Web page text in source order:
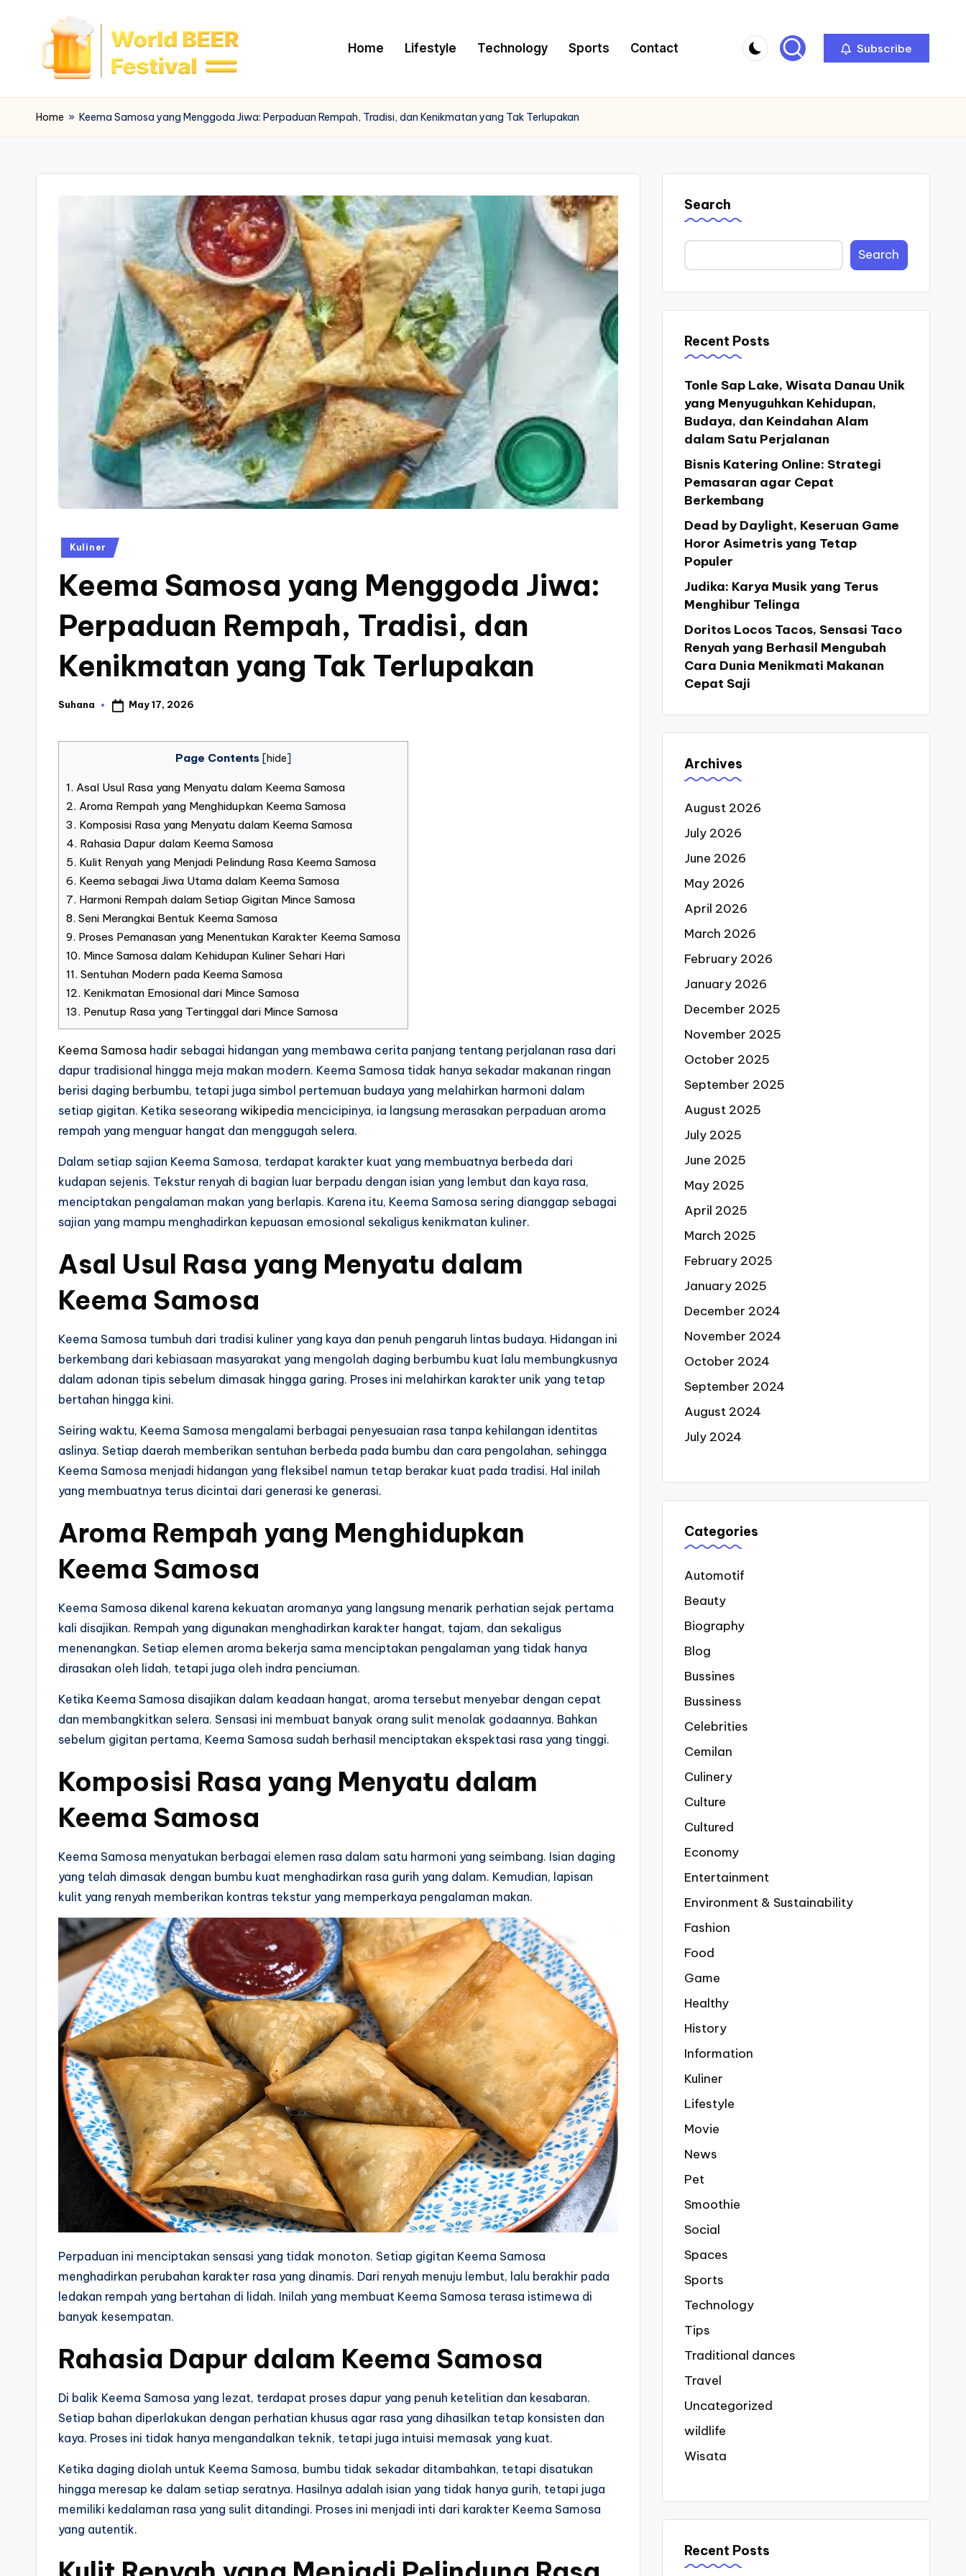
W
o
d
Home Lifestyle Technology Sports Contact Subscribe
Home » Keema Samosa yang Menggoda Jiwa: Perpaduan Rempah, Tradisi, dan Kenikmatan yang Tak Terlupakan
Posted
Kuliner
Keema Samosa yang Menggoda Jiwa:
Perpaduan Rempah, Tradisi, dan
Kenikmatan yang Tak Terlupakan
Posted
Suhana May 17, 2026
Page Contents [hide]
1. Asal Usul Rasa yang Menyatu dalam Keema Samosa
2. Aroma Rempah yang Menghidupkan Keema Samosa
3. Komposisi Rasa yang Menyatu dalam Keema Samosa
4. Rahasia Dapur dalam Keema Samosa
5. Kulit Renyah yang Menjadi Pelindung Rasa Keema Samosa
6. Keema sebagai Jiwa Utama dalam Keema Samosa
7. Harmoni Rempah dalam Setiap Gigitan Mince Samosa
8. Seni Merangkai Bentuk Keema Samosa
9. Proses Pemanasan yang Menentukan Karakter Keema Samosa
10. Mince Samosa dalam Kehidupan Kuliner Sehari Hari
11. Sentuhan Modern pada Keema Samosa
12. Kenikmatan Emosional dari Mince Samosa
13. Penutup Rasa yang Tertinggal dari Mince Samosa
Keema Samosa hadir sebagai hidangan yang membawa cerita panjang tentang perjalanan rasa dari
dapur tradisional hingga meja makan modern. Keema Samosa tidak hanya sekadar makanan ringan
berisi daging berbumbu, tetapi juga simbol pertemuan budaya yang melahirkan harmoni dalam
setiap gigitan. Ketika seseorang wikipedia mencicipinya, ia langsung merasakan perpaduan aroma
rempah yang menguar hangat dan menggugah selera.
Dalam setiap sajian Keema Samosa, terdapat karakter kuat yang membuatnya berbeda dari
kudapan sejenis. Tekstur renyah di bagian luar berpadu dengan isian yang lembut dan kaya rasa,
menciptakan pengalaman makan yang berlapis. Karena itu, Keema Samosa sering dianggap sebagai
sajian yang mampu menghadirkan kepuasan emosional sekaligus kenikmatan kuliner.
Asal Usul Rasa yang Menyatu dalam
Keema Samosa
Keema Samosa tumbuh dari tradisi kuliner yang kaya dan penuh pengaruh lintas budaya. Hidangan ini
berkembang dari kebiasaan masyarakat yang mengolah daging berbumbu kuat lalu membungkusnya
dalam adonan tipis sebelum dimasak hingga garing. Proses ini melahirkan karakter unik yang tetap
bertahan hingga kini.
Seiring waktu, Keema Samosa mengalami berbagai penyesuaian rasa tanpa kehilangan identitas
aslinya. Setiap daerah memberikan sentuhan berbeda pada bumbu dan cara pengolahan, sehingga
Keema Samosa menjadi hidangan yang fleksibel namun tetap berakar kuat pada tradisi. Hal inilah
yang membuatnya terus dicintai dari generasi ke generasi.
Aroma Rempah yang Menghidupkan
Keema Samosa
Keema Samosa dikenal karena kekuatan aromanya yang langsung menarik perhatian sejak pertama
kali disajikan. Rempah yang digunakan menghadirkan karakter hangat, tajam, dan sekaligus
menenangkan. Setiap elemen aroma bekerja sama menciptakan pengalaman yang tidak hanya
dirasakan oleh lidah, tetapi juga oleh indra penciuman.
Ketika Keema Samosa disajikan dalam keadaan hangat, aroma tersebut menyebar dengan cepat
dan membangkitkan selera. Sensasi ini membuat banyak orang sulit menolak godaannya. Bahkan
sebelum gigitan pertama, Keema Samosa sudah berhasil menciptakan ekspektasi rasa yang tinggi.
Komposisi Rasa yang Menyatu dalam
Keema Samosa
Keema Samosa menyatukan berbagai elemen rasa dalam satu harmoni yang seimbang. Isian daging
yang telah dimasak dengan bumbu kuat menghadirkan rasa gurih yang dalam. Kemudian, lapisan
kulit yang renyah memberikan kontras tekstur yang memperkaya pengalaman makan.
Perpaduan ini menciptakan sensasi yang tidak monoton. Setiap gigitan Keema Samosa
menghadirkan perubahan karakter rasa yang dinamis. Dari renyah menuju lembut, lalu berakhir pada
ledakan rempah yang bertahan di lidah. Inilah yang membuat Keema Samosa terasa istimewa di
banyak kesempatan.
Rahasia Dapur dalam Keema Samosa
Di balik Keema Samosa yang lezat, terdapat proses dapur yang penuh ketelitian dan kesabaran.
Setiap bahan diperlakukan dengan perhatian khusus agar rasa yang dihasilkan tetap konsisten dan
kaya. Proses ini tidak hanya mengandalkan teknik, tetapi juga intuisi memasak yang kuat.
Ketika daging diolah untuk Keema Samosa, bumbu tidak sekadar ditambahkan, tetapi disatukan
hingga meresap ke dalam setiap seratnya. Hasilnya adalah isian yang tidak hanya gurih, tetapi juga
memiliki kedalaman rasa yang sulit ditandingi. Proses ini menjadi inti dari karakter Keema Samosa
yang autentik.
Search
Search
Recent Posts
Tonle Sap Lake, Wisata Danau Unik
yang Menyuguhkan Kehidupan,
Budaya, dan Keindahan Alam
dalam Satu Perjalanan
Bisnis Katering Online: Strategi
Pemasaran agar Cepat
Berkembang
Dead by Daylight, Keseruan Game
Horor Asimetris yang Tetap
Populer
Judika: Karya Musik yang Terus
Menghibur Telinga
Doritos Locos Tacos, Sensasi Taco
Renyah yang Berhasil Mengubah
Cara Dunia Menikmati Makanan
Cepat Saji
Archives
August 2026
July 2026
June 2026
May 2026
April 2026
March 2026
February 2026
January 2026
December 2025
November 2025
October 2025
September 2025
August 2025
July 2025
June 2025
May 2025
April 2025
March 2025
February 2025
January 2025
December 2024
November 2024
October 2024
September 2024
August 2024
July 2024
Categories
Automotif
Beauty
Biography
Blog
Bussines
Bussiness
Celebrities
Cemilan
Culinery
Culture
Cultured
Economy
Entertainment
Environment & Sustainability
Fashion
Food
Game
Healthy
History
Information
Kuliner
Lifestyle
Movie
News
Pet
Smoothie
Social
Spaces
Sports
Technology
Tips
Traditional dances
Travel
Uncategorized
wildlife
Wisata
Recent Posts